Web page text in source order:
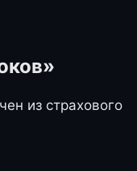
из страхового